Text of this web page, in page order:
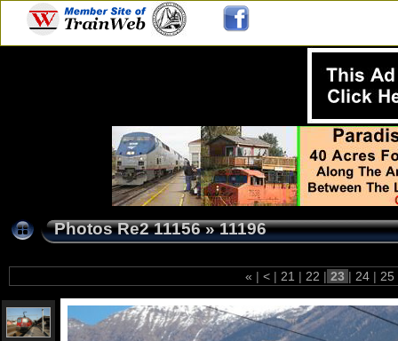
Photos Re2 11156»11196
« | < | 21 | 22 | 23 | 24 | 25